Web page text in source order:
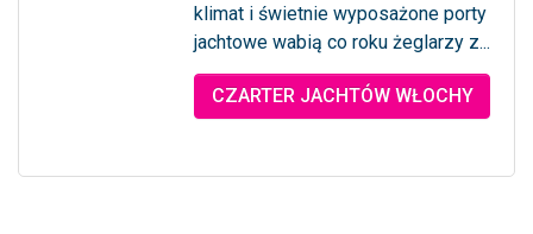
klimat i świetnie wyposażone porty
jachtowe wabią co roku żeglarzy z...
... więcej
CZARTER JACHTÓW WŁOCHY